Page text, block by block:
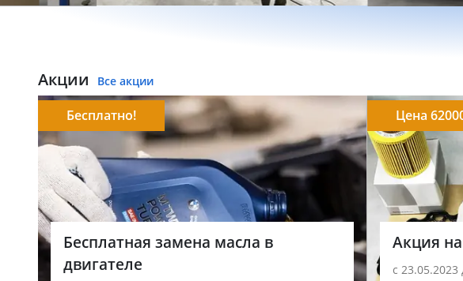
Акции Все акции
Бесплатная замена масла в
двигателе
Бесплатно!
Акция
с 23.05.2023
Цена